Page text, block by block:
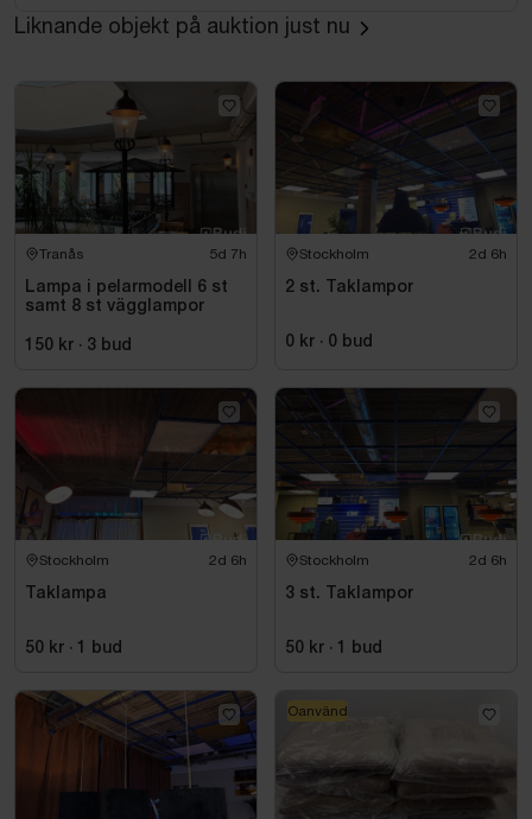
Liknande objekt på auktion just nu
Tranås 5d 7h
Lampa i pelarmodell 6 st
samt 8 st vägglampor
150 kr · 3 bud
Stockholm 2d 6h
2 st. Taklampor
0 kr · 0 bud
Stockholm 2d 6h
Taklampa
50 kr · 1 bud
Stockholm 2d 6h
3 st. Taklampor
50 kr · 1 bud
Oanvänd